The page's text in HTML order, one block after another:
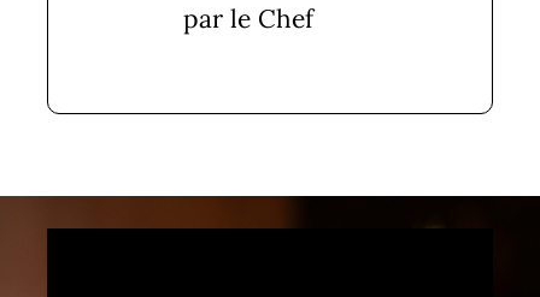
par le Chef